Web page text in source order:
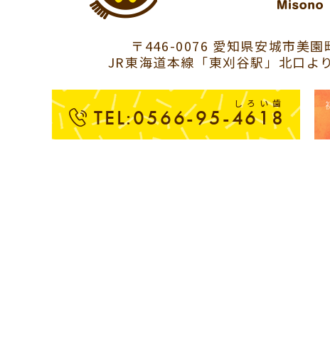
〒446-0076 愛知県安城市美
JR東海道本線「東刈谷駅」北口よ
しろい歯
TEL:0566-95-4618